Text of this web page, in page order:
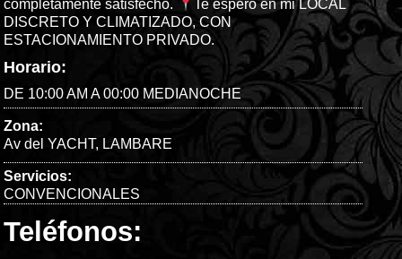
completamente satisfecho.
Te espero en mi LOCAL
DISCRETO Y CLIMATIZADO, CON
ESTACIONAMIENTO PRIVADO.
Horario:
DE 10:00 AM A 00:00 MEDIANOCHE
Zona:
Av del YACHT, LAMBARE
Servicios:
CONVENCIONALES
Teléfonos: